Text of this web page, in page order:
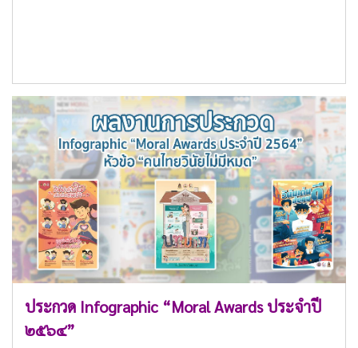
ประกวด Infographic “Moral Awards ประจำปี
๒๕๖๔”